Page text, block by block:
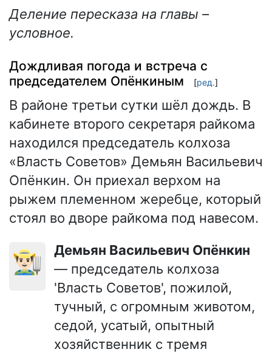
Деление пересказа на главы –
условное.
Дождливая погода и встреча с
председателем Опёнкиным
[ред.]
В районе третьи сутки шёл дождь. В
кабинете второго секретаря райкома
находился председатель колхоза
«Власть Советов» Демьян Васильевич
Опёнкин. Он приехал верхом на
рыжем племенном жеребце, который
стоял во дворе райкома под навесом.
👨🏻‍🌾
Демьян Васильевич Опёнкин
— председатель колхоза
'Власть Советов', пожилой,
тучный, с огромным животом,
седой, усатый, опытный
хозяйственник с тремя